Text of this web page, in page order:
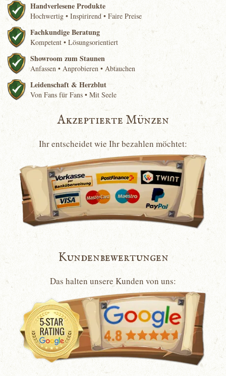
Handverlesene Produkte
Hochwertig • Inspirirend • Faire Preise
Fachkundige Beratung
Kompetent • Lösungsorientiert
Showroom zum Staunen
Anfassen • Anprobieren • Abtauchen
Leidenschaft & Herzblut
Von Fans für Fans • Mit Seele
Akzeptierte Münzen
Ihr entscheidet wie Ihr bezahlen möchtet:
Kundenbewertungen
Das halten unsere Kunden von uns: